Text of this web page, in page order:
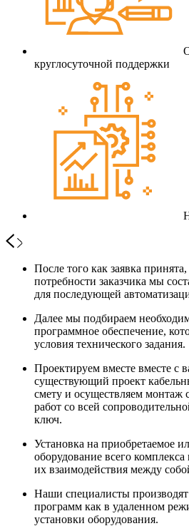
круглосуточной поддержки
После того как заявка
потребности заказчика мы
для последующей
Далее мы подбираем
программное обеспечение,
условия технического задания.
Проектируем вместе вместе с
существующий проект
смету и осуществляем монтаж
работ со всей
ключ.
Установка на приобретаемое
оборудование всего
их взаимодействия между
Наши специалисты
программ как в удаленном
установки оборудования.